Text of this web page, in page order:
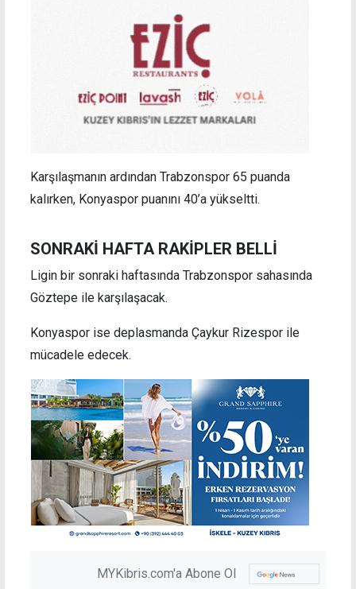
Karşılaşmanın ardından Trabzonspor 65 puanda
kalırken, Konyaspor puanını 40’a yükseltti.
SONRAKİ HAFTA RAKİPLER BELLİ
Ligin bir sonraki haftasında Trabzonspor sahasında
Göztepe ile karşılaşacak.
Konyaspor ise deplasmanda Çaykur Rizespor ile
mücadele edecek.
MYKibris.com'a Abone Ol